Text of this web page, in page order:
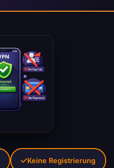
Keine Registrierung